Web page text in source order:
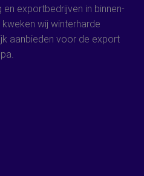
exportbedrijven in binnen-
wij winterharde
aanbieden voor de export